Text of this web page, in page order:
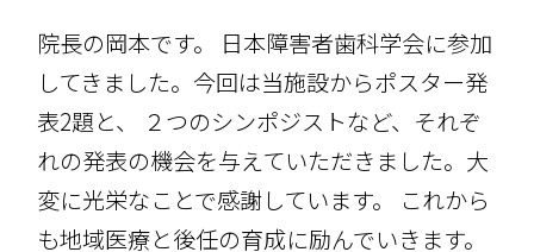
院長の岡本です。 日本障害者歯科学会に参加
してきました。今回は当施設からポスター発
表2題と、 ２つのシンポジストなど、それぞ
れの発表の機会を与えていただきました。大
変に光栄なことで感謝しています。 これから
も地域医療と後任の育成に励んでいきます。